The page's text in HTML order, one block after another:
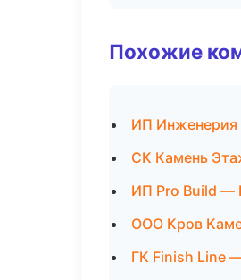
Похожие
ИП Инженерия
СК Камень
ИП Pro Build —
ООО Кров
ГК Finish Line